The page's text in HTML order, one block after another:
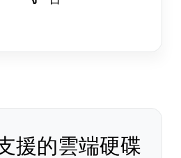
援的雲端硬碟